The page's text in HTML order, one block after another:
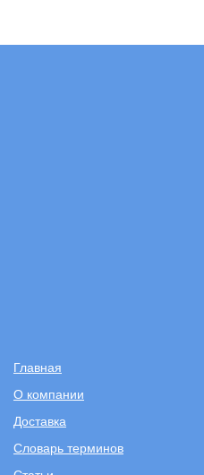
Главная
О компании
Доставка
Словарь терминов